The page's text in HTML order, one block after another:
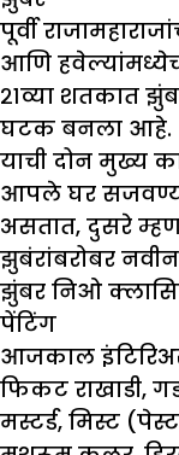
पूर्वी
आणि
२१व्या शतकात
घटक बनला आहे.
याची दोन मुख्य
आपले घर
असतात, दुसरे
झुबंरांबरोबर
झुंबर निओ
पेंटिंग
आजकाल
फिकट राखाडी,
मस्टर्ड, मिस्ट